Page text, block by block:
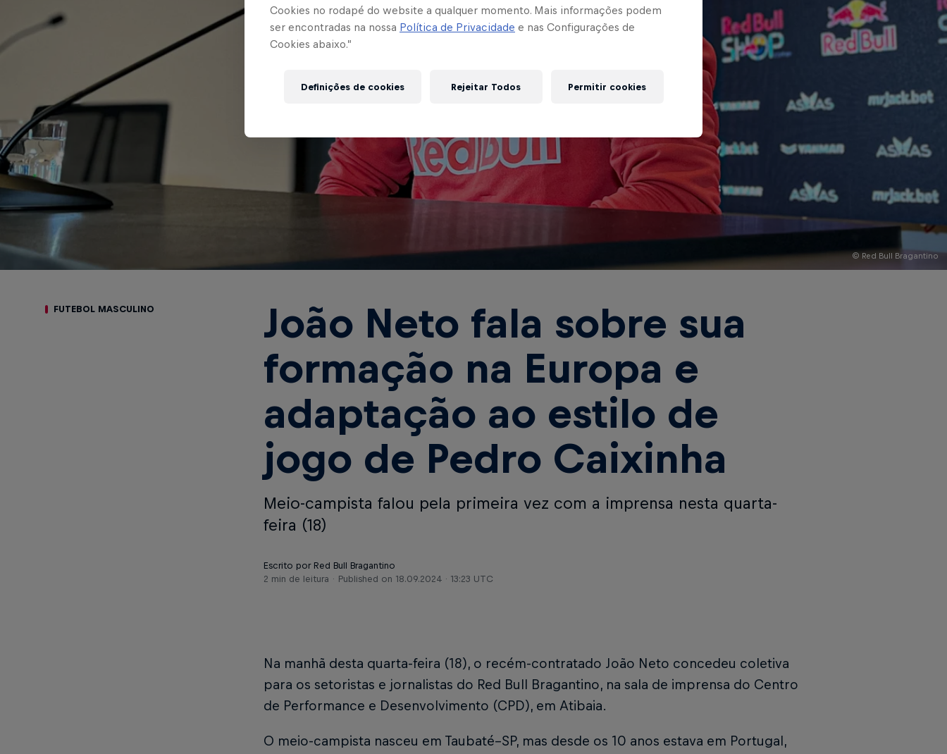
© Red Bull Bragantino
FUTEBOL MASCULINO
João Neto fala sobre sua
formação na Europa e
adaptação ao estilo de
jogo de Pedro Caixinha
Meio-campista falou pela primeira vez com a imprensa nesta quarta-
feira (18)
Escrito por Red Bull Bragantino
2 min de leitura
Published on 18.09.2024 · 13:23 UTC
Na manhã desta quarta-feira (18), o recém-contratado João Neto concedeu coletiva
para os setoristas e jornalistas do Red Bull Bragantino, na sala de imprensa do Centro
de Performance e Desenvolvimento (CPD), em Atibaia.
O meio-campista nasceu em Taubaté–SP, mas desde os 10 anos estava em Portugal,
Cookies no rodapé do website a qualquer momento. Mais informações podem
ser encontradas na nossa Política de Privacidade e nas Configurações de
Cookies abaixo.”
Definições de cookies Rejeitar Todos Permitir cookies